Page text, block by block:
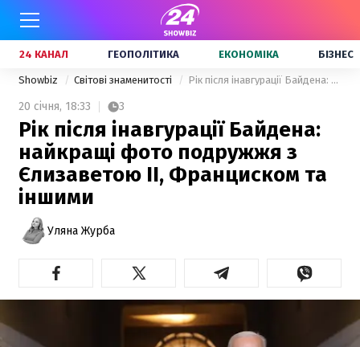
24 КАНАЛ ГЕОПОЛІТИКА ЕКОНОМІКА БІЗНЕС
Showbiz Світові знаменитості Рік після інавгурації Байдена: найкращі фото подружжя з Єлизаветою II, Франциском та іншими
20 січня, 18:33 3
Рік після інавгурації Байдена:
найкращі фото подружжя з
Єлизаветою II, Франциском та
іншими
Уляна Журба